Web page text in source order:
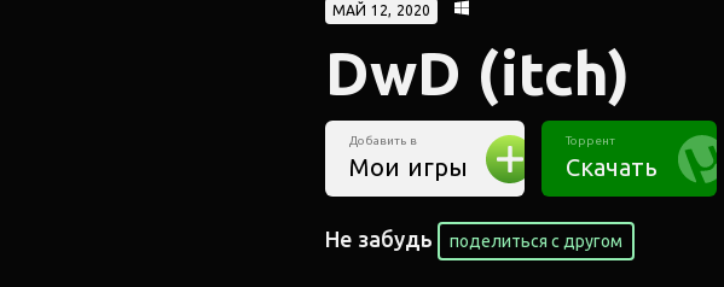
МАЙ 12, 2020
DwD (itch)
Добавить в
Мои игры
Торрент
Скачать
Не забудь поделиться с другом